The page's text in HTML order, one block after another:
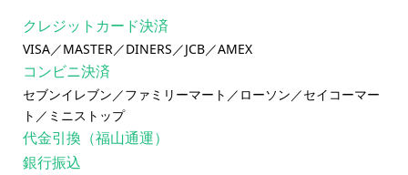
クレジットカード決済
VISA／MASTER／DINERS／JCB／AMEX
コンビニ決済
セブンイレブン／ファミリーマート／ローソン／セイコーマー
ト／ミニストップ
代金引換（福山通運）
銀行振込